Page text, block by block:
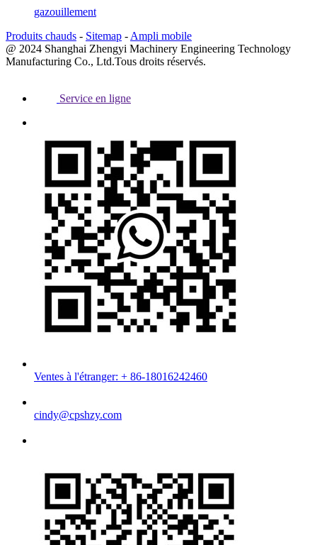
gazouillement
Produits chauds - Sitemap - Ampli mobile
@ 2024 Shanghai Zhengyi Machinery Engineering Technology
Manufacturing Co., Ltd.Tous droits réservés.
Service en ligne
Ventes à l'étranger: + 86-18016242460
cindy@cpshzy.com